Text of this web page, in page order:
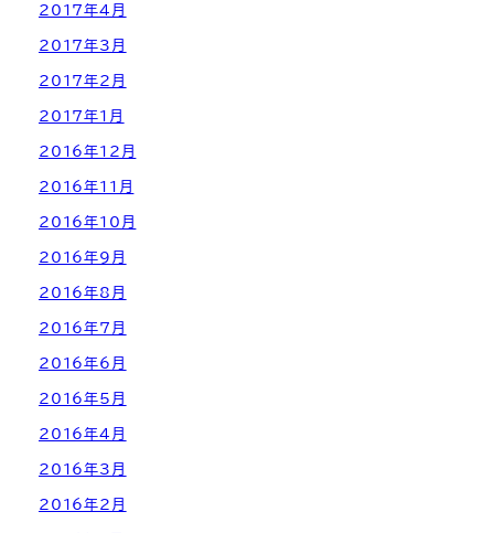
2017年4月
2017年3月
2017年2月
2017年1月
2016年12月
2016年11月
2016年10月
2016年9月
2016年8月
2016年7月
2016年6月
2016年5月
2016年4月
2016年3月
2016年2月